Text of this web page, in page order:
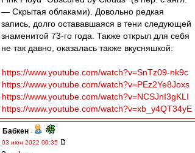
— Скрытая облаками). Довольно редкая
запись, долго остававшаяся в тени следующей
знаменитой 73-го года. Также открыл для себя
не так давно, оказалась также вкусняшкой:
https://www.youtube.com/watch?v=SnTz09-nk9c
https://www.youtube.com/watch?v=PEz2Ye8Joxs
https://www.youtube.com/watch?v=NCSJnI3gKLI
https://www.youtube.com/watch?v=xb_y4QT34yE
Бабкен -
03 июн 2022 00:35